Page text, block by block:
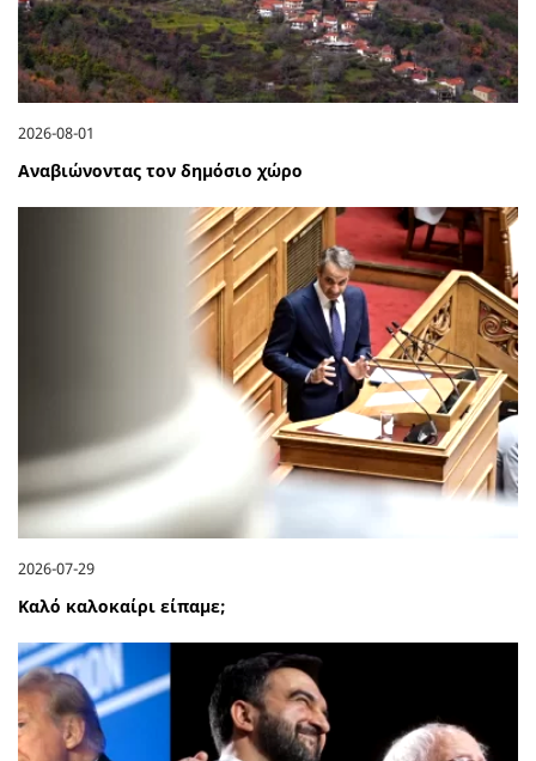
2026-08-01
Αναβιώνοντας τον δημόσιο χώρο
2026-07-29
Καλό καλοκαίρι είπαμε;